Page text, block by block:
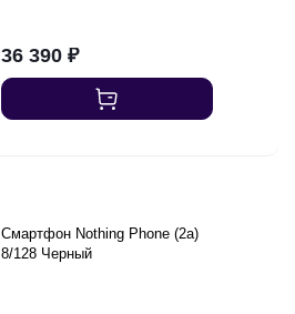
36 390₽
Смартфон Nothing Phone (2a)
8/128 Черный